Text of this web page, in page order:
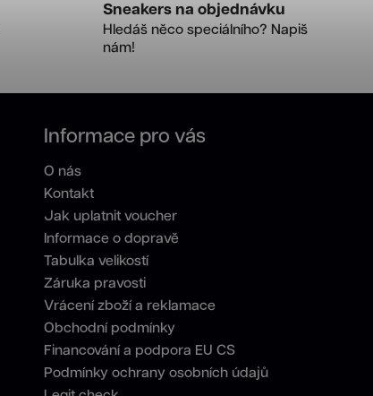
Sneakers na objednávku
Hledáš něco speciálního? Napiš
nám!
Informace pro vás
O nás
Kontakt
Jak uplatnit voucher
Informace o dopravě
Tabulka velikostí
Záruka pravosti
Vrácení zboží a reklamace
Obchodní podmínky
Financování a podpora EU CS
Podmínky ochrany osobních údajů